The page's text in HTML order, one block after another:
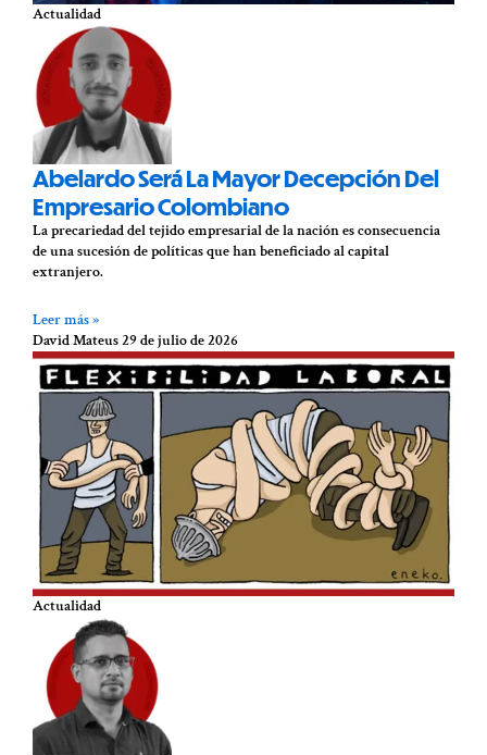
Actualidad
Abelardo Será La Mayor Decepción Del
Empresario Colombiano
La precariedad del tejido empresarial de la nación es consecuencia
de una sucesión de políticas que han beneficiado al capital
extranjero.
Leer más »
David Mateus29 de julio de 2026
Actualidad